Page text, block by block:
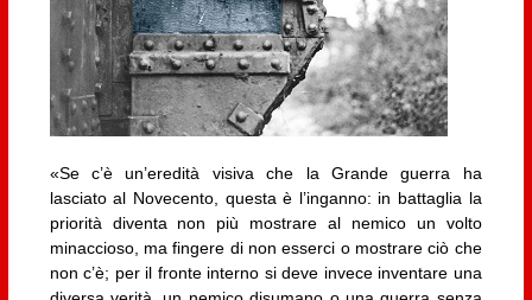
«Se c’è un’eredità visiva che la Grande guerra ha
lasciato al Novecento, questa è l’inganno: in battaglia la
priorità diventa non più mostrare al nemico un volto
minaccioso, ma fingere di non esserci o mostrare ciò che
non c’è; per il fronte interno si deve invece inventare una